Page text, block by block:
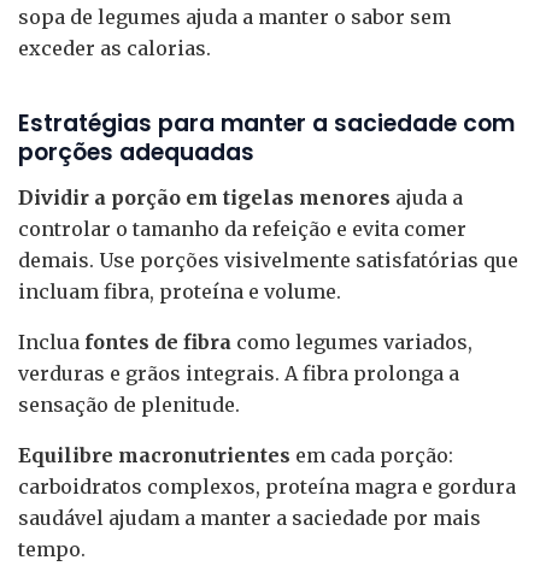
sopa de legumes ajuda a manter o sabor sem
exceder as calorias.
Estratégias para manter a saciedade com
porções adequadas
Dividir a porção em tigelas menores ajuda a
controlar o tamanho da refeição e evita comer
demais. Use porções visivelmente satisfatórias que
incluam fibra, proteína e volume.
Inclua fontes de fibra como legumes variados,
verduras e grãos integrais. A fibra prolonga a
sensação de plenitude.
Equilibre macronutrientes em cada porção:
carboidratos complexos, proteína magra e gordura
saudável ajudam a manter a saciedade por mais
tempo.